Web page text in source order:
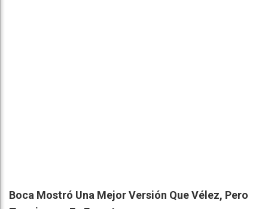
Boca Mostró Una Mejor Versión Que Vélez, Pero